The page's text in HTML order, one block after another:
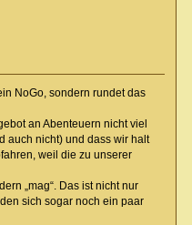
NoGo, sondern rundet das
an Abenteuern nicht viel
auch nicht) und dass wir halt
weil die zu unserer
„mag“. Das ist nicht nur
sich sogar noch ein paar